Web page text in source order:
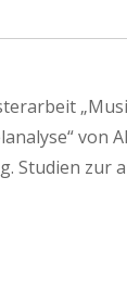
von
Studien zur